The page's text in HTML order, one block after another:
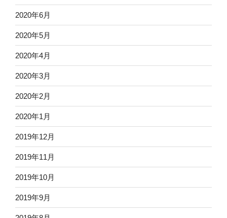
2020年6月
2020年5月
2020年4月
2020年3月
2020年2月
2020年1月
2019年12月
2019年11月
2019年10月
2019年9月